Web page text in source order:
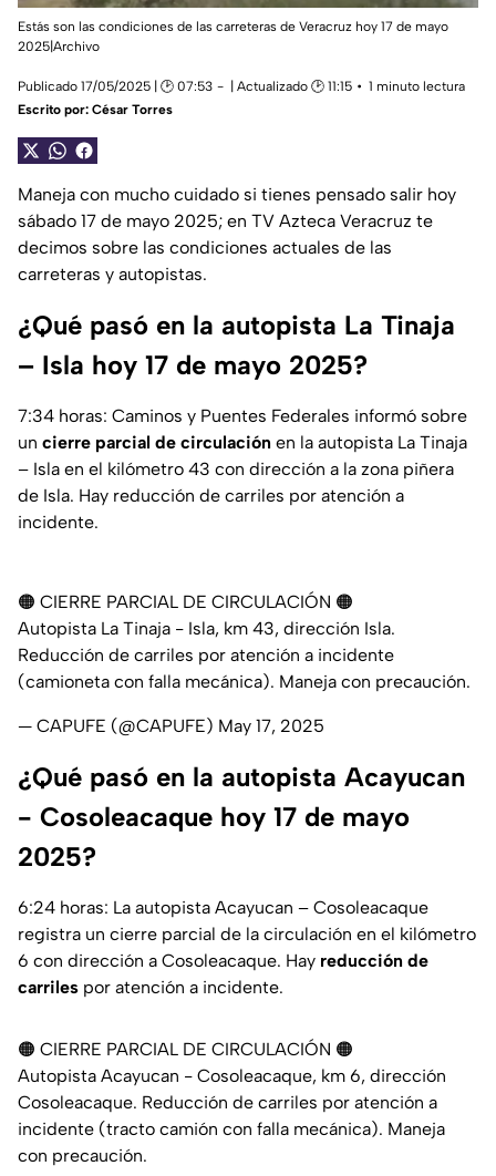
Estás son las condiciones de las carreteras de Veracruz hoy 17 de mayo
2025|Archivo
Publicado 17/05/2025 | 🕑 07:53 | Actualizado 🕑 11:15
1 minuto lectura
Escrito por: César Torres
Maneja con mucho cuidado si tienes pensado salir hoy
sábado 17 de mayo 2025; en TV Azteca Veracruz te
decimos sobre las condiciones actuales de las
carreteras y autopistas.
¿Qué pasó en la autopista La Tinaja
– Isla hoy 17 de mayo 2025?
7:34 horas: Caminos y Puentes Federales informó sobre
un cierre parcial de circulación en la autopista La Tinaja
– Isla en el kilómetro 43 con dirección a la zona piñera
de Isla. Hay reducción de carriles por atención a
incidente.
🟠 CIERRE PARCIAL DE CIRCULACIÓN 🟠
Autopista La Tinaja - Isla, km 43, dirección Isla.
Reducción de carriles por atención a incidente
(camioneta con falla mecánica). Maneja con precaución.
— CAPUFE (@CAPUFE) May 17, 2025
¿Qué pasó en la autopista Acayucan
- Cosoleacaque hoy 17 de mayo
2025?
6:24 horas: La autopista Acayucan – Cosoleacaque
registra un cierre parcial de la circulación en el kilómetro
6 con dirección a Cosoleacaque. Hay reducción de
carriles por atención a incidente.
🟠 CIERRE PARCIAL DE CIRCULACIÓN 🟠
Autopista Acayucan - Cosoleacaque, km 6, dirección
Cosoleacaque. Reducción de carriles por atención a
incidente (tracto camión con falla mecánica). Maneja
con precaución.